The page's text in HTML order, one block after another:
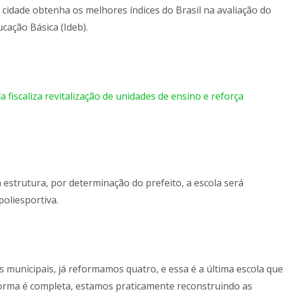
obtenha os melhores índices do Brasil na avaliação do
Básica (Ideb).
estrutura, por determinação do prefeito, a escola será
municipais, já reformamos quatro, e essa é a última escola que
é completa, estamos praticamente reconstruindo as